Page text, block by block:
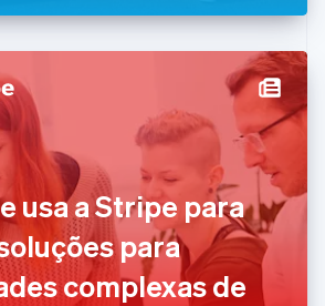
usa a Stripe para
para
complexas de
体中文